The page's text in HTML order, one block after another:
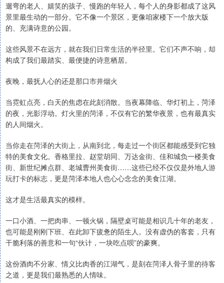
遛弯的老人、嬉笑的孩子、慢跑的年轻人，每个人的身影都成了这风
景里最生动的一部分。它不像一个景区，更像咱家楼下一个放大版
的、充满诗意的公园。
这些风景不在远方，就在我们日常生活的半径里。它们不声不响，却
构成了我们最踏实、最便捷的诗意栖居。
夜晚，最抚人心的还是那口市井烟火
当霓虹点亮，白天的焦虑在此刻消散。当夜幕降临、华灯初上，菏泽
的夜，光影浮动。灯火里的菏泽，不仅有它的繁华夜景，也有最真实
的人间烟火。
当你走在菏泽的大街上，从南到北，每走过一个街区都能感受到它独
特的美食文化。香格里拉、赵堂胡同、万达金街、佳和城负一楼美食
街、新世纪摊点群、老城曹州美食街……这些已经不仅仅是外地人游
玩打卡的标志，更是菏泽本地人也心心念念的美食江湖。
这才是生活最真实的模样。
一口小酒、一把肉串、一顿火锅，隔壁桌可能是相识几十年的老友，
也可能是刚刚下班、在此卸下疲惫的陌生人。没有虚伪的客套，只有
干脆利落的善意和一句“伙计，一块吃点呗”的豪爽。
这份酒肉不分家、情义比肉香的江湖气，是刻在菏泽人骨子里的待客
之道，更是我们最熟悉的人情味。